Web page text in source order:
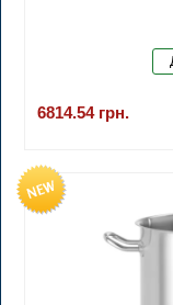
6814.54 грн.